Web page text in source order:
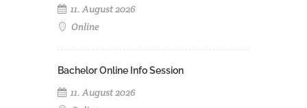
11. August 2026
Online
Bachelor Online Info Session
11. August 2026